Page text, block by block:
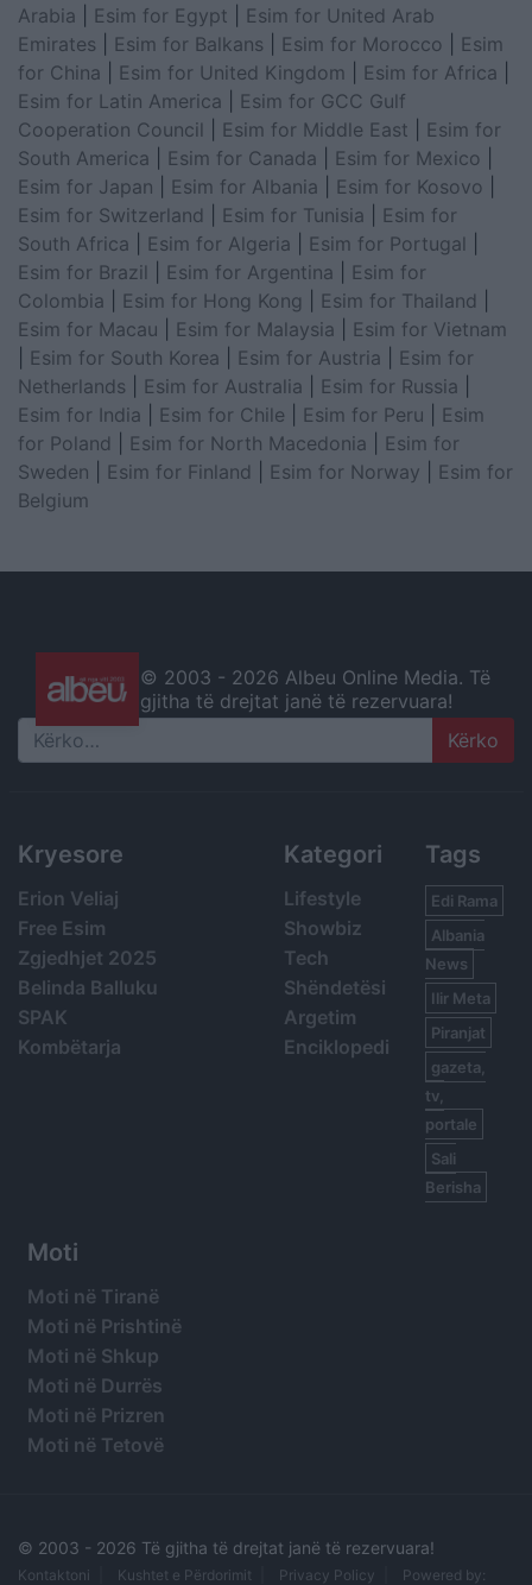
Arabia
Esim for Egypt
Esim for United Arab
Emirates
Esim for Balkans Esim for Morocco
Esim
for China
Esim for United Kingdom Esim for Africa
Esim for Latin America
Esim for GCC Gulf
Cooperation Council
Esim for Middle East
Esim for
South America
Esim for Canada Esim for Mexico
Esim for Japan
Esim for Albania Esim for Kosovo
Esim for Switzerland
Esim for Tunisia
Esim for
South Africa
Esim for Algeria Esim for Portugal
Esim for Brazil
Esim for Argentina
Esim for
Colombia
Esim for Hong Kong Esim for Thailand
Esim for Macau
Esim for Malaysia
Esim for Vietnam
Esim for South Korea Esim for Austria
Esim for
Netherlands
Esim for Australia Esim for Russia
Esim for India
Esim for Chile Esim for Peru
Esim
for Poland
Esim for North Macedonia
Esim for
Sweden
Esim for Finland Esim for Norway
Esim for
Belgium
© 2003 - 2026 Albeu Online Media. Të
gjitha të drejtat janë të rezervuara!
Search
Kryesore
Erion Veliaj
Free Esim
Zgjedhjet 2025
Belinda Balluku
SPAK
Kombëtarja
Kategori
Lifestyle
Showbiz
Tech
Shëndetësi
Argetim
Enciklopedi
Tags
Edi Rama
Albania
News
Ilir Meta
Piranjat
gazeta,
tv,
portale
Sali
Berisha
Moti
Moti në Tiranë
Moti në Prishtinë
Moti në Shkup
Moti në Durrës
Moti në Prizren
Moti në Tetovë
© 2003 - 2026 Të gjitha të drejtat janë të rezervuara!
Kontaktoni Kushtet e Përdorimit Privacy Policy Powered by: